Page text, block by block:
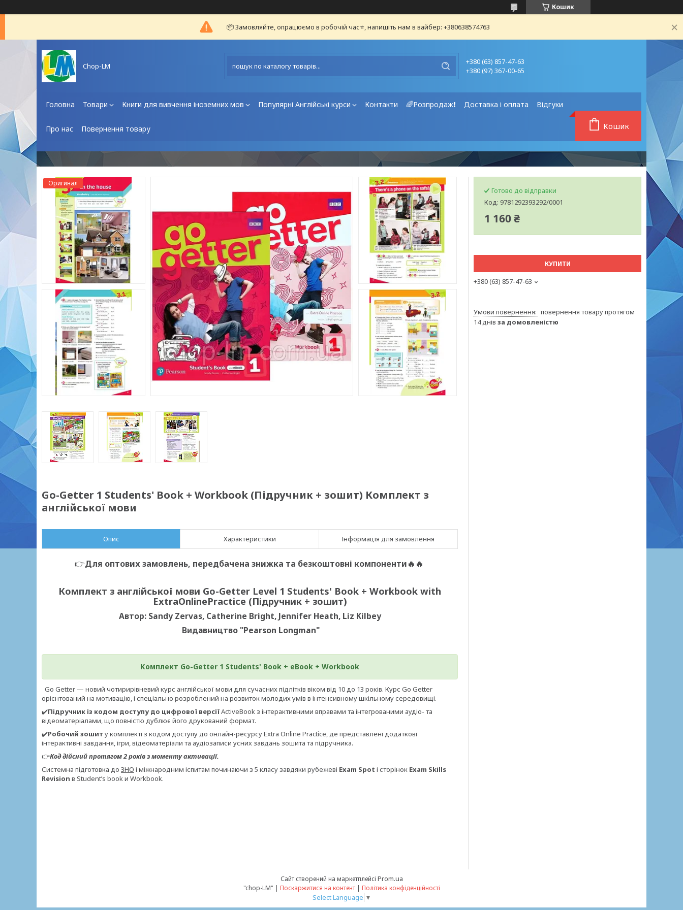
Кошик
📦 Замовляйте, опрацюємо в робочій час⭐, напишіть нам в вайбер: +380638574763
Chop-LM
+380 (63) 857-47-63
+380 (97) 367-00-65
Головна Товари Книги для вивчення іноземних мов Популярні Англійські курси Контакти 🌈Розпродаж❗ Доставка і оплата Відгуки
Про нас Повернення товару Кошик
Оригинал
Go-Getter 1 Students' Book + Workbook (Підручник + зошит) Комплект з
англійської мови
Опис Характеристики Інформація для замовлення
👉Для оптових замовлень, передбачена знижка та безкоштовні компоненти🔥🔥
Комплект з англійської мови Go-Getter Level 1 Students' Book + Workbook with
ExtraOnlinePractice (Підручник + зошит)
Автор: Sandy Zervas, Catherine Bright, Jennifer Heath, Liz Kilbey
Видавництво "Pearson Longman"
Комплект Go-Getter 1 Students' Book + eBook + Workbook
Go Getter — новий чотирирівневий курс англійської мови для сучасних підлітків віком від 10 до 13 років. Курс Go Getter
орієнтований на мотивацію, і спеціально розроблений на розвиток молодих умів в інтенсивному шкільному середовищі.
✔️Підручник із кодом доступу до цифрової версіїActiveBook з інтерактивними вправами та інтегрованими аудіо- та
відеоматеріалами, що повністю дублює його друкований формат.
✔️Робочий зошит у комплекті з кодом доступу до онлайн-ресурсу Extra Online Practice, де представлені додаткові
інтерактивні завдання, ігри, відеоматеріали та аудіозаписи усних завдань зошита та підручника.
👉Код дійсний протягом 2 років з моменту активації.
Системна підготовка до ЗНО і міжнародним іспитам починаючи з 5 класу завдяки рубежеві Exam Spot і сторінок Exam Skills
Revision в Student’s book и Workbook.
Готово до відправки
Код: 9781292393292/0001
1 160 ₴
КУПИТИ
+380 (63) 857-47-63
повернення товару протягом
14 днів за домовленістю
Сайт створений на маркетплейсі Prom.ua
"chop-LM" | Поскаржитися на контент | Політика конфіденційності
Select Language ▼